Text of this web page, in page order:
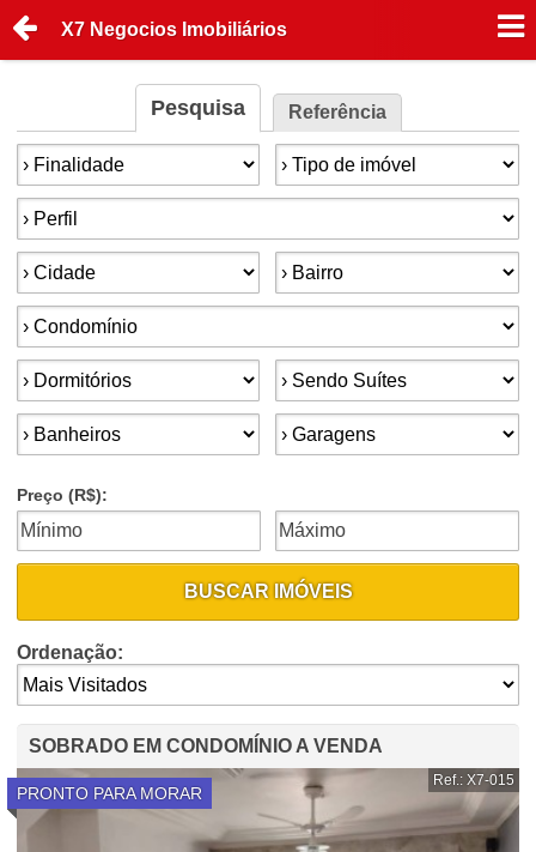
X7 Negocios Imobiliários
Pesquisa Referência
Finalidade: Tipo de imóvel:
Perfil:
Cidade: Bairro:
Condomínios:
Dormitórios: Suítes:
Banheiros: Garagens:
Preço (R$):
BUSCAR IMÓVEIS
Ordenação:
SOBRADO EM CONDOMÍNIO A VENDA
PRONTO PARA MORAR
Ref.: X7-015